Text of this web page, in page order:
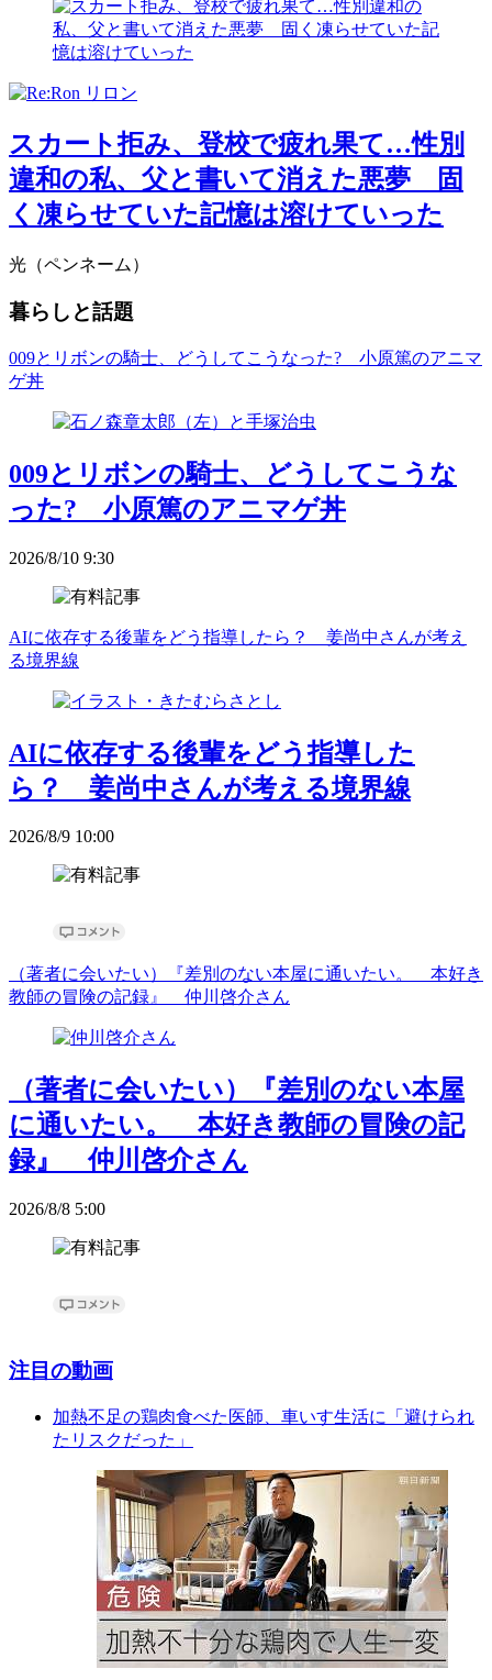
スカート拒み、登校で疲れ果て…性別
違和の私、父と書いて消えた悪夢 固
く凍らせていた記憶は溶けていった
光（ペンネーム）
暮らしと話題
009とリボンの騎士、どうしてこうなった? 小原篤のアニマ
ゲ丼
009とリボンの騎士、どうしてこうな
った? 小原篤のアニマゲ丼
2026/8/10 9:30
AIに依存する後輩をどう指導したら？ 姜尚中さんが考え
る境界線
AIに依存する後輩をどう指導した
ら？ 姜尚中さんが考える境界線
2026/8/9 10:00
（著者に会いたい）『差別のない本屋に通いたい。 本好き
教師の冒険の記録』 仲川啓介さん
（著者に会いたい）『差別のない本屋
に通いたい。 本好き教師の冒険の記
録』 仲川啓介さん
2026/8/8 5:00
注目の動画
加熱不足の鶏肉食べた医師、車いす生活に「避けられ
たリスクだった」